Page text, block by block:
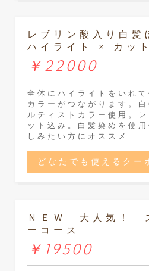
レブリン酸入り白髪
ハイライト × カット
￥22000
全体にハイライトをいれ
カラーがつながります。
ルティストカラー使用。
ット込み。白髪染めを使
しみたい方にオススメ
どなたでも使えるクー
ＮＥＷ 大人気！
ーコース
￥19500